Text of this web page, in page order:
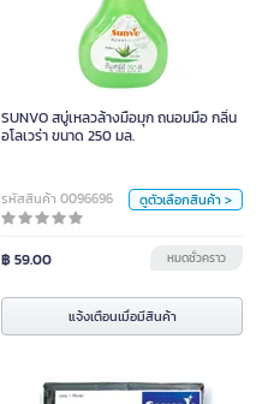
SUNVO สบู่เหลวล้างมือมุก ถนอมมือ กลิ่น
อโลเวร่า ขนาด 250 มล.
รหัสสินค้า 0096696 ดูตัวเลือกสินค้า >
฿ 59.00 หมดชั่วคราว
แจ้งเตือนเมื่อมีสินค้า
SUNVO สบู่เหลวล้างมือมุก ถนอมมือ
กลิ่นอโลเวร่า ขนาด 250 มล.
ขนาด
อโรเวล่า
กัมมี่
แจ้งเตือนเมื่อมีสินค้า